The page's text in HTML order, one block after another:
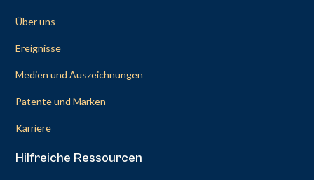
Über uns
Ereignisse
Medien und Auszeichnungen
Patente und Marken
Karriere
Hilfreiche Ressourcen